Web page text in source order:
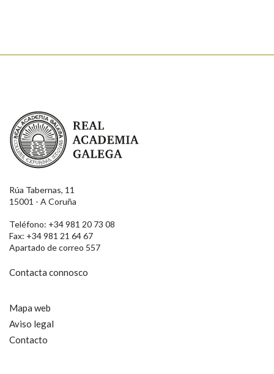
Real Academia Galega
Rúa Tabernas, 11
15001 - A Coruña
Teléfono: +34 981 20 73 08
Fax: +34 981 21 64 67
Apartado de correo 557
Contacta connosco
Mapa web
Aviso legal
Contacto